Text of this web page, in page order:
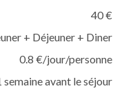
40 €
+ Déjeuner + Diner
0.8 €/jour/personne
semaine avant le séjour